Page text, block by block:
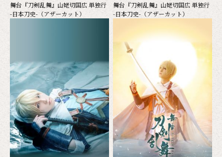
舞台『刀剣乱舞』山姥切国広 単独行
-日本刀史-（アザーカット）
舞台『刀剣乱舞』山姥切国広 単独行
-日本刀史-（アザーカット）